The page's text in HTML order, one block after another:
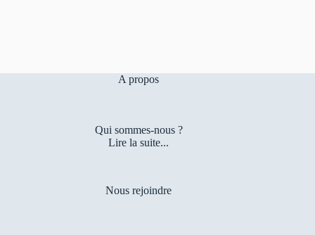
A propos
Qui sommes-nous ?
Lire la suite...
Nous rejoindre